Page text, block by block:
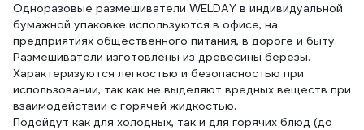
Одноразовые размешиватели WELDAY в индивидуальной
бумажной упаковке используются в офисе, на
предприятиях общественного питания, в дороге и быту.
Размешиватели изготовлены из древесины березы.
Характеризуются легкостью и безопасностью при
использовании, так как не выделяют вредных веществ при
взаимодействии с горячей жидкостью.
Подойдут как для холодных, так и для горячих блюд (до